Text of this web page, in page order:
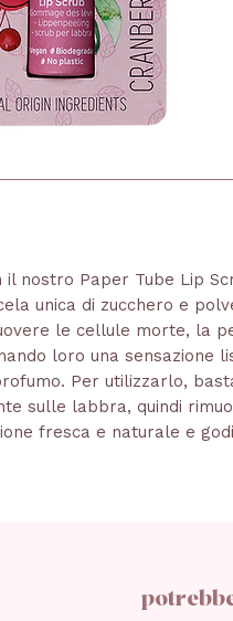
nostro Paper Tube Lip
unica di zucchero e
le cellule morte, la
loro una sensazione
Per utilizzarlo,
sulle labbra, quindi
fresca e naturale e